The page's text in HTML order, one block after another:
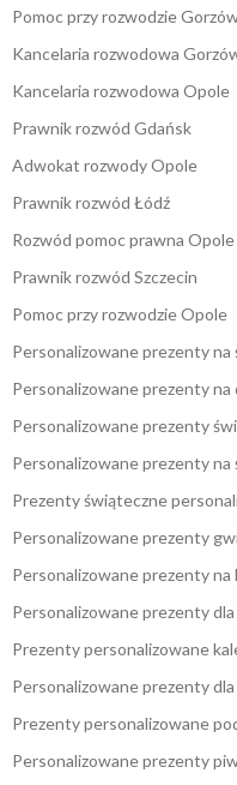
Pomoc przy rozwodzie
Kancelaria rozwodowa
Kancelaria rozwodowa Opole
Prawnik rozwód Gdańsk
Adwokat rozwody Opole
Prawnik rozwód Łódź
Rozwód pomoc prawna Opole
Prawnik rozwód Szczecin
Pomoc przy rozwodzie Opole
Personalizowane prezenty na
Personalizowane prezenty na
Personalizowane prezenty
Personalizowane prezenty na
Prezenty świąteczne
Personalizowane prezenty
Personalizowane prezenty na
Personalizowane prezenty
Prezenty personalizowane
Personalizowane prezenty dla
Prezenty personalizowane
Personalizowane prezenty